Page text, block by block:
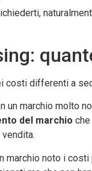
costi differenti a
un marchio molto
del marchio
marchio noto i